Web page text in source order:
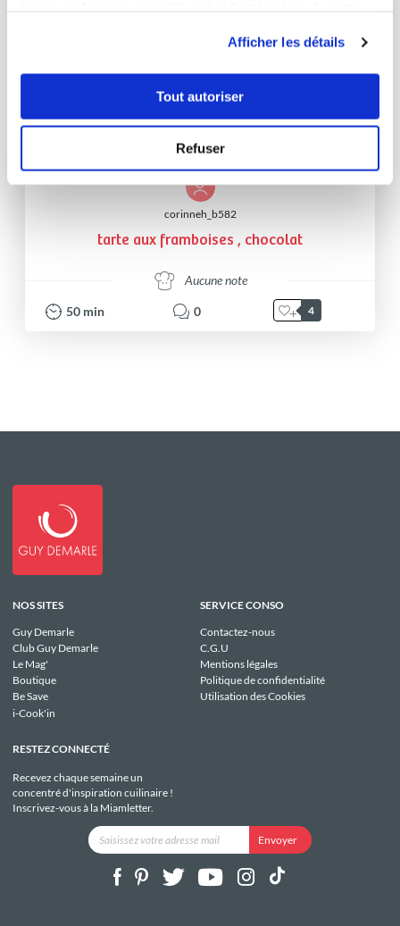
Afficher les détails
Tout autoriser
Refuser
corinneh_b582
tarte aux framboises , chocolat
Aucune note
50 min 0 4
NOS SITES
Guy Demarle
Club Guy Demarle
Le Mag'
Boutique
Be Save
i-Cook'in
SERVICE CONSO
Contactez-nous
C.G.U
Mentions légales
Politique de confidentialité
Utilisation des Cookies
RESTEZ CONNECTÉ
Recevez chaque semaine un
concentré d'inspiration cuilinaire !
Inscrivez-vous à la Miamletter.